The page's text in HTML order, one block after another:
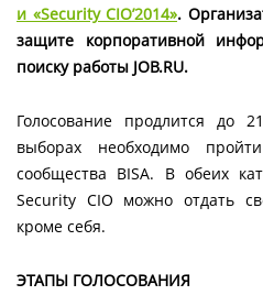
и «Security CIO’2014».
защите корпоративной
поиску работы JOB.RU.
Голосование продлится до
выборах необходимо
сообщества BISA. В обеих
Security CIO можно отдать
кроме себя.
ЭТАПЫ ГОЛОСОВАНИЯ